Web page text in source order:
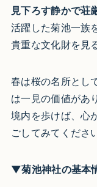
見下ろす静かで荘
活躍した菊池一族
貴重な文化財を見
春は桜の名所とし
は一見の価値があ
境内を歩けば、心
ごしてみてくださ
▼菊池神社の基本